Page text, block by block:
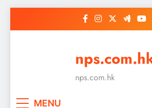
nps.com.hk
MENU